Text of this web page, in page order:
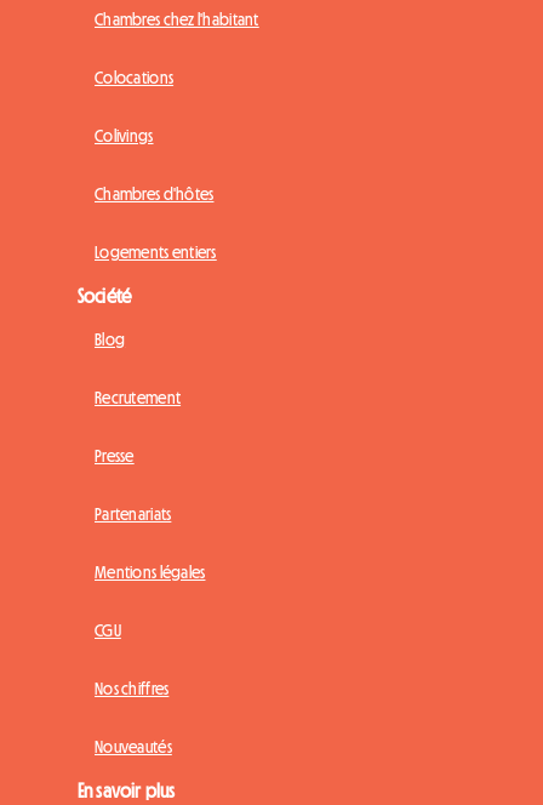
Chambres chez l'habitant
Colocations
Colivings
Chambres d'hôtes
Logements entiers
Société
Blog
Recrutement
Presse
Partenariats
Mentions légales
CGU
Nos chiffres
Nouveautés
En savoir plus